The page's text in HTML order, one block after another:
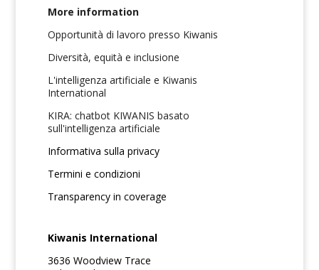
More information
Opportunità di lavoro presso Kiwanis
Diversità, equità e inclusione
L'intelligenza artificiale e Kiwanis
International
KIRA: chatbot KIWANIS basato
sull'intelligenza artificiale
Informativa sulla privacy
Termini e condizioni
Transparency in coverage
Kiwanis International
3636 Woodview Trace